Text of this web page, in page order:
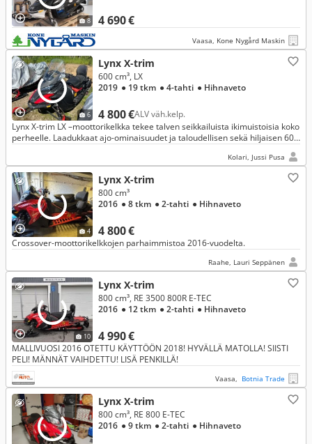
8 4 690 €
Vaasa, Kone Nygård Maskin
6
Lynx X-trim
4 800 €ALV väh.kelp.
600 cm³, LX
2019 ● 19 tkm ● 4-tahti ● Hihnaveto
Lynx X-trim LX –moottorikelkka tekee talven seikkailuista ikimuistoisia koko
perheelle. Laadukkaat ajo-ominaisuudet ja taloudellisen sekä hiljaisen 600
Kolari, Jussi Pusa
4
Lynx X-trim
4 800 €
800 cm³
2016 ● 8 tkm ● 2-tahti ● Hihnaveto
Crossover-moottorikelkkojen parhaimmistoa 2016-vuodelta.
Raahe, Lauri Seppänen
10
Lynx X-trim
4 990 €
800 cm³, RE 3500 800R E-TEC
2016 ● 12 tkm ● 2-tahti ● Hihnaveto
MALLIVUOSI 2016 OTETTU KÄYTTÖÖN 2018! HYVÄLLÄ MATOLLA! SIISTI
PELI! MÄNNÄT VAIHDETTU! LISÄ PENKILLÄ!
Vaasa, Botnia Trade
Lynx X-trim
800 cm³, RE 800 E-TEC
2016 ● 9 tkm ● 2-tahti ● Hihnaveto